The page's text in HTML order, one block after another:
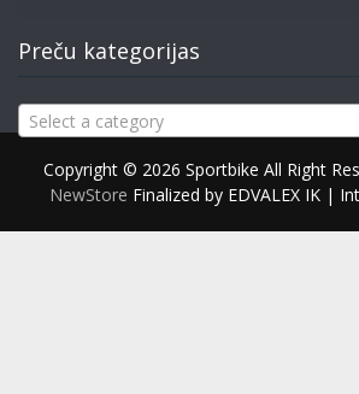
Preču kategorijas
Select a category
Copyright © 2026 Sportbike All Right
NewStore Finalized by EDVALEX IK |